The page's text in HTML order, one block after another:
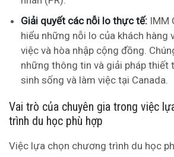
Giải quyết các nỗi lo thực tế: IMM
hiểu những nỗi lo của khách hàng
việc và hòa nhập cộng đồng.
những thông tin và giải pháp thiết
sinh sống và làm việc tại Canada.
Vai trò của chuyên gia trong việc
trình du học phù hợp
Việc lựa chọn chương trình du học